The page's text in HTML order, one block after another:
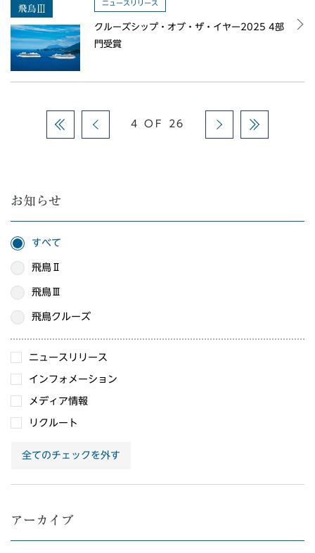
お知らせ
すべて
飛鳥Ⅱ
飛鳥Ⅲ
飛鳥クルーズ
ニュースリリース
インフォメーション
メディア情報
リクルート
全てのチェックを外す
アーカイブ
ニュースリリース
クルーズシップ・オブ・ザ・イヤー2025 4部
門受賞
4 OF 26